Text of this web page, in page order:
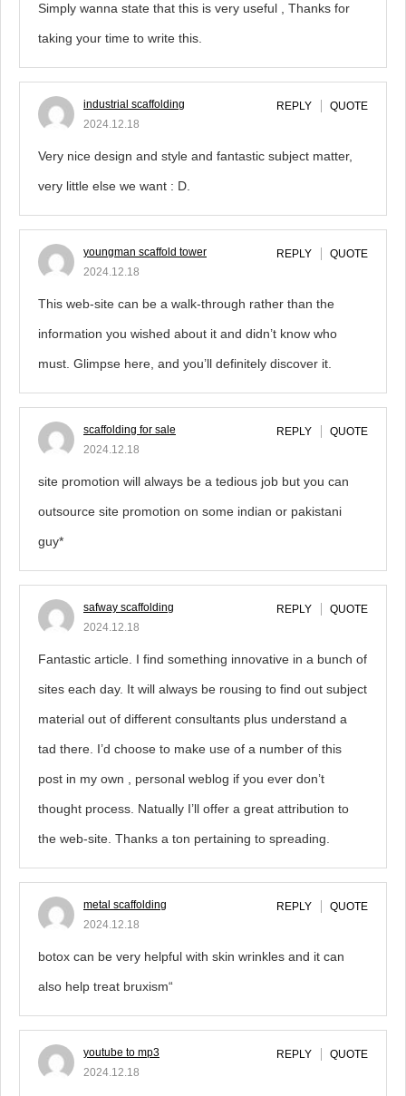
Simply wanna state that this is very useful , Thanks for
taking your time to write this.
industrial scaffolding
2024.12.18
REPLY QUOTE
Very nice design and style and fantastic subject matter,
very little else we want : D.
youngman scaffold tower
2024.12.18
REPLY QUOTE
This web-site can be a walk-through rather than the
information you wished about it and didn’t know who
must. Glimpse here, and you’ll definitely discover it.
scaffolding for sale
2024.12.18
REPLY QUOTE
site promotion will always be a tedious job but you can
outsource site promotion on some indian or pakistani
guy*
safway scaffolding
2024.12.18
REPLY QUOTE
Fantastic article. I find something innovative in a bunch of
sites each day. It will always be rousing to find out subject
material out of different consultants plus understand a
tad there. I’d choose to make use of a number of this
post in my own , personal weblog if you ever don’t
thought process. Natually I’ll offer a great attribution to
the web-site. Thanks a ton pertaining to spreading.
metal scaffolding
2024.12.18
REPLY QUOTE
botox can be very helpful with skin wrinkles and it can
also help treat bruxism“
youtube to mp3
2024.12.18
REPLY QUOTE